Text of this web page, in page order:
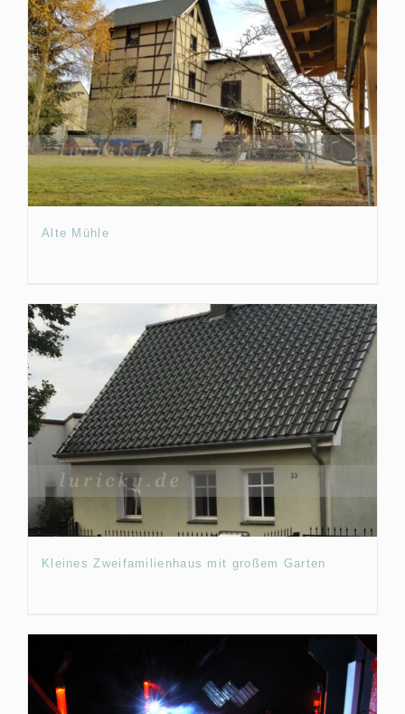
Alte Mühle
Kleines Zweifamilienhaus mit großem Garten